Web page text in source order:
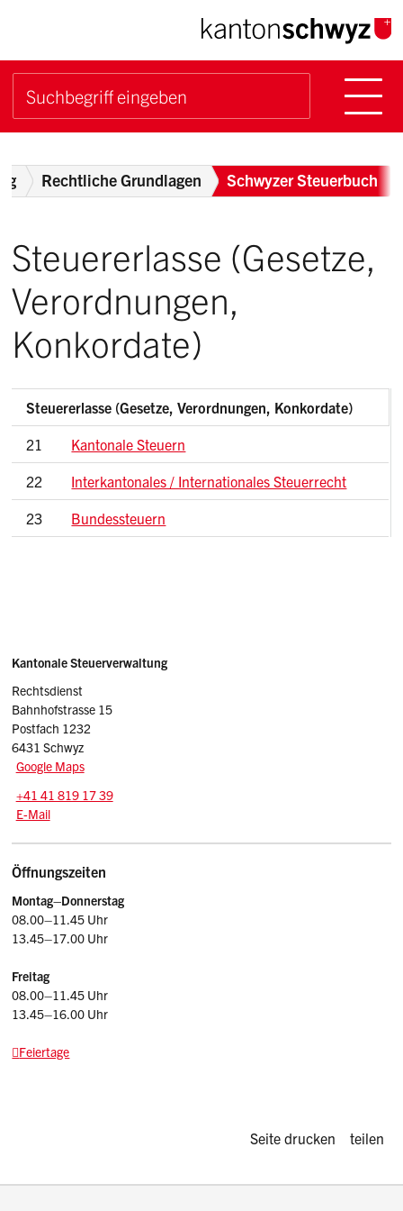
Navigieren im Kanton
Schnellnavigation
Suchbegriff
Breadcrumb
Rechtliche Grundlagen Schwyzer Steuerbuch
Steuererlasse (Gesetze,
Verordnungen,
Konkordate)
Steuererlasse (Gesetze, Verordnungen, Konkordate)
21 Kantonale Steuern
22 Interkantonales / Internationales Steuerrecht
23 Bundessteuern
Sidebar
Adresse
Kantonale Steuerverwaltung
Rechtsdienst
Bahnhofstrasse 15
Postfach 1232
6431 Schwyz
Google Maps
Tel.:
+41 41 819 17 39
E-Mail: rd.stv
E-Mail
Öffnungszeiten
Montag–Donnerstag
08.00–11.45 Uhr
13.45–17.00 Uhr
Freitag
08.00–11.45 Uhr
13.45–16.00 Uhr
Feiertage
Diese Seite
Seite drucken teilen